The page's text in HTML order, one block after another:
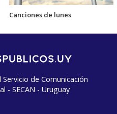
Canciones de lunes
de Comunicación
- SECAN - Uruguay